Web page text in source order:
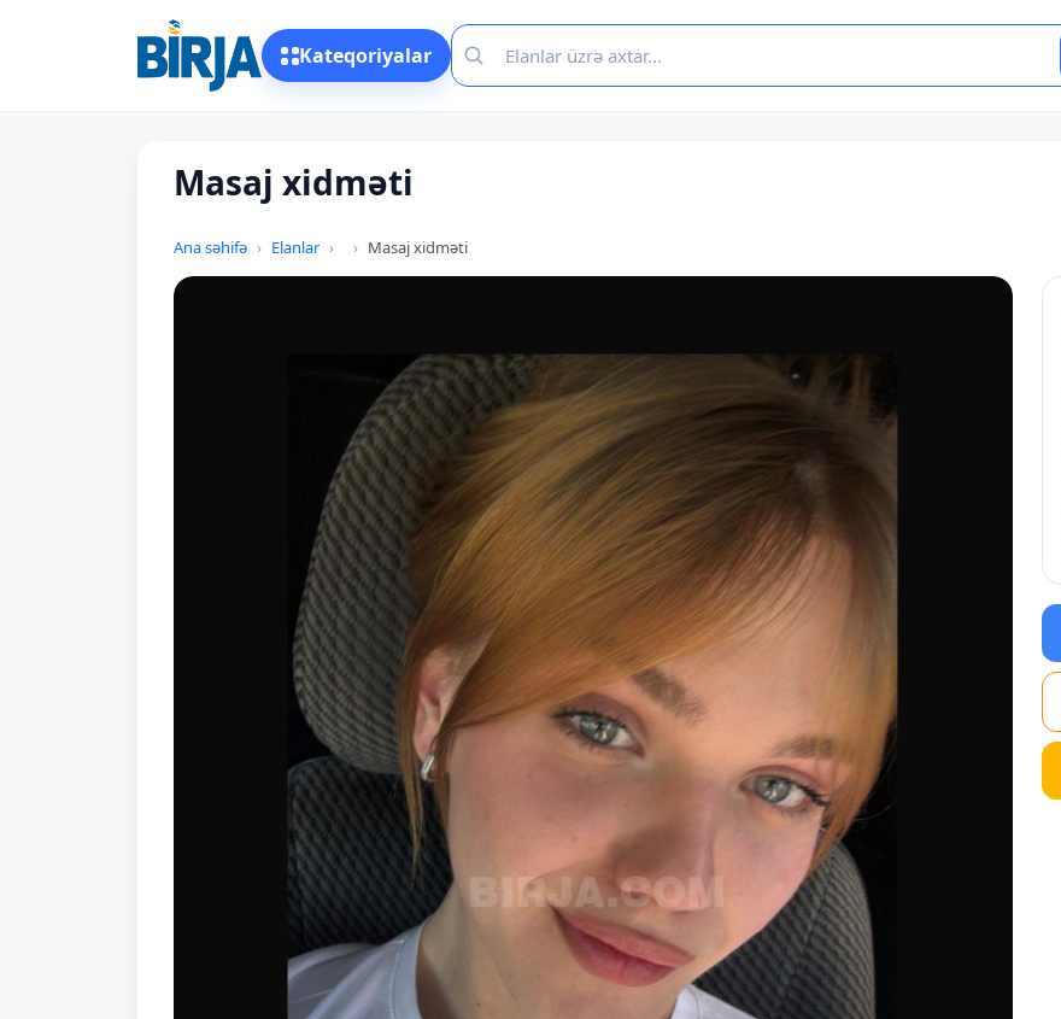
Kateqoriyalar
Masaj xidməti
Ana səhifə Elanlar Masaj xidməti